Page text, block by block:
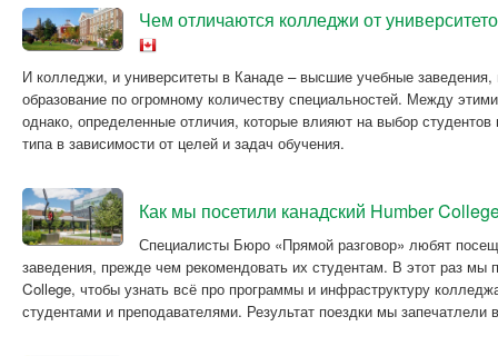
Чем отличаются колледжи от
И колледжи, и университеты в Канаде – высшие учебные
образование по огромному количеству специальностей. Между
однако, определенные отличия, которые влияют на выбор студентов
типа в зависимости от целей и задач обучения.
Как мы посетили канадский Humber
Специалисты Бюро «Прямой разговор» любят
заведения, прежде чем рекомендовать их студентам. В этот раз мы
College, чтобы узнать всё про программы и инфраструктуру
студентами и преподавателями. Результат поездки мы запечатлели